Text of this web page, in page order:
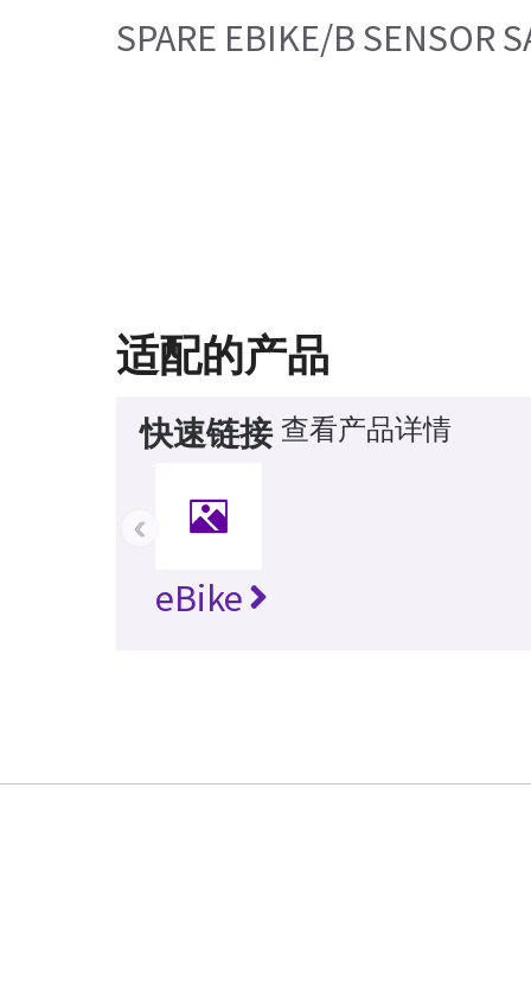
SPARE EBIKE/B SENSOR
适配的产品
快速链接 查看产品详情
eBike
‹